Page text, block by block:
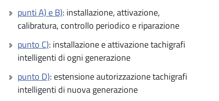
punti A) e B): installazione, attivazione,
calibratura, controllo periodico e riparazione
punto C): installazione e attivazione tachigrafi
intelligenti di ogni generazione
punto D): estensione autorizzazione tachigrafi
intelligenti di nuova generazione